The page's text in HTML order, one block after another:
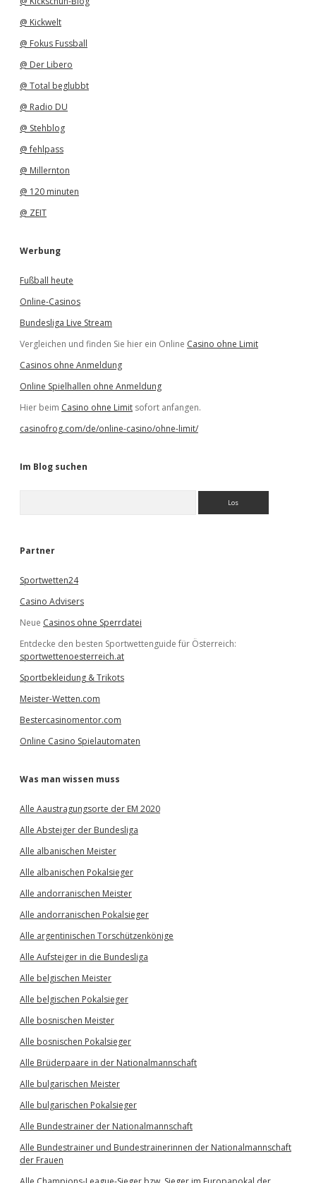
@ Kickwelt
@ Fokus Fussball
@ Der Libero
@ Total beglubbt
@ Radio DU
@ Stehblog
@ fehlpass
@ Millernton
@ 120 minuten
@ ZEIT
Werbung
Fußball heute
Online-Casinos
Bundesliga Live Stream
Vergleichen und finden Sie hier ein Online Casino ohne Limit
Casinos ohne Anmeldung
Online Spielhallen ohne Anmeldung
Hier beim Casino ohne Limit sofort anfangen.
casinofrog.com/de/online-casino/ohne-limit/
Im Blog suchen
e
Partner
Sportwetten24
Casino Advisers
Neue Casinos ohne Sperrdatei
Entdecke den besten Sportwettenguide für Österreich:
sportwettenoesterreich.at
Sportbekleidung & Trikots
Meister-Wetten.com
Bestercasinomentor.com
Online Casino Spielautomaten
Was man wissen muss
Alle Aaustragungsorte der EM 2020
Alle Absteiger der Bundesliga
Alle albanischen Meister
Alle albanischen Pokalsieger
Alle andorranischen Meister
Alle andorranischen Pokalsieger
Alle argentinischen Torschützenkönige
Alle Aufsteiger in die Bundesliga
Alle belgischen Meister
Alle belgischen Pokalsieger
Alle bosnischen Meister
Alle bosnischen Pokalsieger
Alle Brüderpaare in der Nationalmannschaft
Alle bulgarischen Meister
Alle bulgarischen Pokalsieger
Alle Bundestrainer der Nationalmannschaft
Alle Bundestrainer und Bundestrainerinnen der Nationalmannschaft
der Frauen